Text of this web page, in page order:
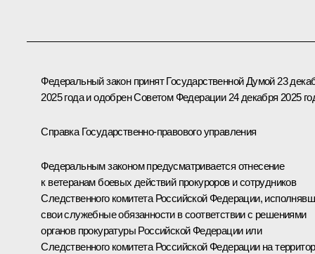
Федеральный закон принят Государственной Думой 23
2025 года и одобрен Советом Федерации 24 декабря 2025
Справка Государственно-правового управления
Федеральным законом предусматривается отнесение
к ветеранам боевых действий прокуроров и сотрудников
Следственного комитета Российской Федерации,
свои служебные обязанности в соответствии с решениями
органов прокуратуры Российской Федерации или
Следственного комитета Российской Федерации на